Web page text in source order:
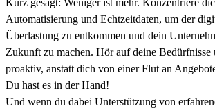
Kurz gesagt: Weniger ist mehr. Konzentriere
Automatisierung und Echtzeitdaten, um der
Überlastung zu entkommen und dein
Zukunft zu machen. Hör auf deine Bedürfnisse
proaktiv, anstatt dich von einer Flut an
Du hast es in der Hand!
Und wenn du dabei Unterstützung von